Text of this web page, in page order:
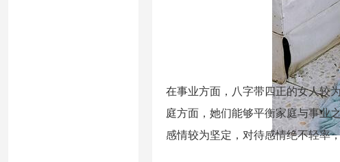
在事业方面，八字带四正的女人较
庭方面，她们能够平衡家庭与事业
感情较为坚定，对待感情绝不轻率